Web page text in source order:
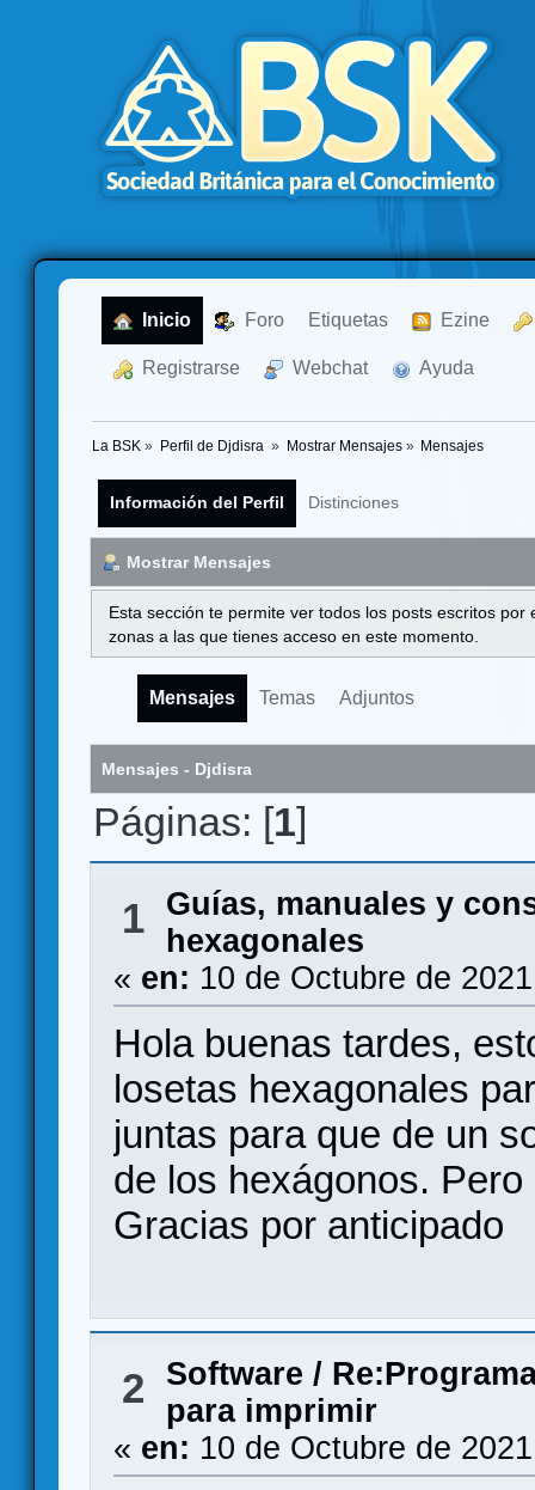
Inicio Foro Etiquetas Ezine
Registrarse Webchat Ayuda
La BSK » Perfil de Djdisra » Mostrar Mensajes» Mensajes
Información del Perfil Distinciones
Mostrar Mensajes
Esta sección te permite ver todos los posts escritos
zonas a las que tienes acceso en este momento.
Mensajes Temas Adjuntos
Mensajes - Djdisra
Páginas: [1]
1
Guías, manuales y
hexagonales
« en: 10 de Octubre de
Hola buenas tardes,
losetas hexagonales
juntas para que de un
de los hexágonos.
Gracias por anticipado
2 Software /
para imprimir
« en: 10 de Octubre de